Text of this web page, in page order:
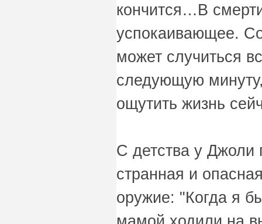
кончится…В
успокаивающее.
может случиться
следующую
ощутить жизнь
С детства у Джоли
странная и
оружие: "Когда я